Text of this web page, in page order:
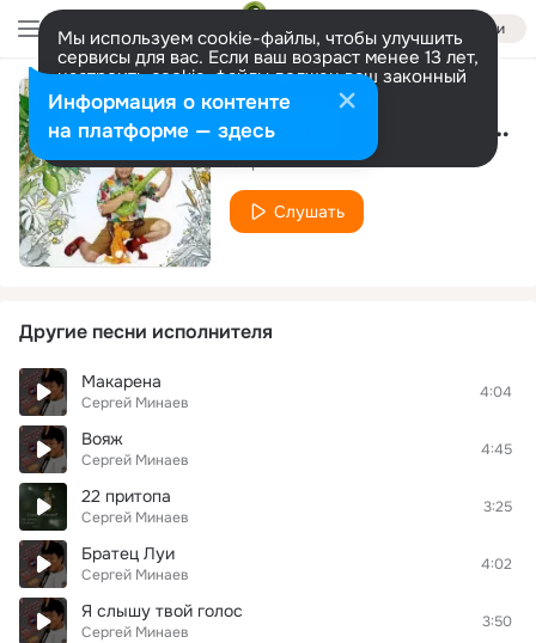
Войти
Мы используем cookie-файлы, чтобы улучшить
сервисы для вас. Если ваш возраст менее 13 лет,
настроить cookie-файлы должен ваш законный
представитель. Больше информации
Разрешить все Настроить Абракадабра (версия 1)
Сергей Минаев
Слушать
Другие песни исполнителя
Макарена
Сергей Минаев
4:04
Вояж
Сергей Минаев
4:45
22 притопа
Сергей Минаев
3:25
Братец Луи
Сергей Минаев
4:02
Я слышу твой голос
Сергей Минаев
3:50
Информация о контенте
на платформе — здесь